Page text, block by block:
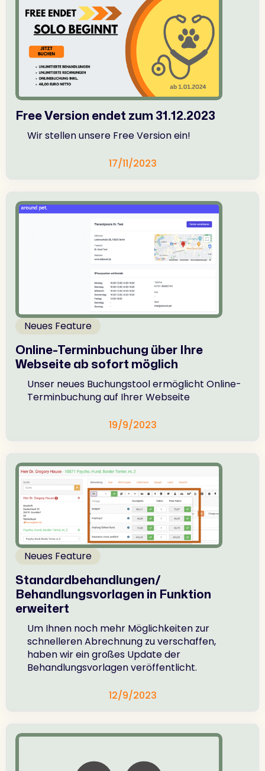
Free Version endet zum 31.12.2023
Wir stellen unsere Free Version ein!
17/11/2023
Neues Feature
Online-Terminbuchung über Ihre
Webseite ab sofort möglich
Unser neues Buchungstool ermöglicht Online-
Terminbuchung auf Ihrer Webseite
19/9/2023
Neues Feature
Standardbehandlungen/
Behandlungsvorlagen in Funktion
erweitert
Um Ihnen noch mehr Möglichkeiten zur
schnelleren Abrechnung zu verschaffen,
haben wir ein großes Update der
Behandlungsvorlagen veröffentlicht.
12/9/2023